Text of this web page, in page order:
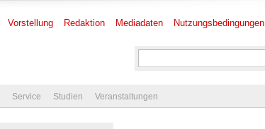
Vorstellung Redaktion Mediadaten Nutzungsbedingungen
Service Studien Veranstaltungen